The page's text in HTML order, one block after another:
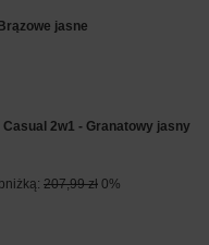
jasne
2w1 - Granatowy jasny
207,99 zł 0%